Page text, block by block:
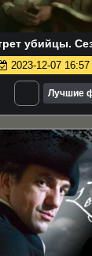
убийцы.
2023-12-07 16:57
Лучшие